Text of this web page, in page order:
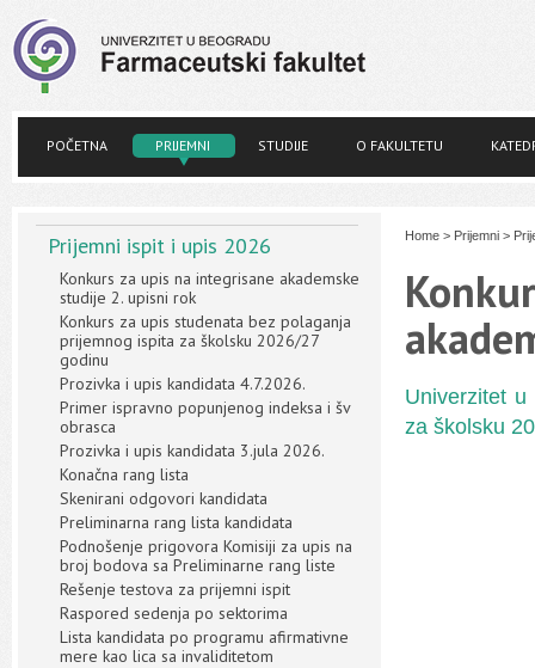
POČETNA PRIJEMNI STUDIJE O FAKULTETU
Prijemni ispit i upis 2026
Konkurs za upis na integrisane akademske
studije 2. upisni rok
Konkurs za upis studenata bez polaganja
prijemnog ispita za školsku 2026/27
godinu
Prozivka i upis kandidata 4.7.2026.
Primer ispravno popunjenog indeksa i šv
obrasca
Prozivka i upis kandidata 3.jula 2026.
Konačna rang lista
Skenirani odgovori kandidata
Preliminarna rang lista kandidata
Podnošenje prigovora Komisiji za upis na
broj bodova sa Preliminarne rang liste
Rešenje testova za prijemni ispit
Raspored sedenja po sektorima
Lista kandidata po programu afirmativne
mere kao lica sa invaliditetom
Home > Prijemni >
Univerzitet
za školsku